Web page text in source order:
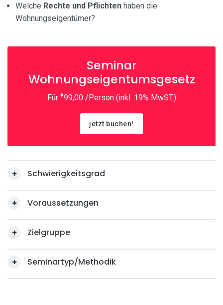
Welche Rechte und Pflichten haben die
Wohnungseigentümer?
Seminar
Wohnungseigentumsgesetz
Für €99,00 /Person (inkl. 19% MwST.)
jetzt buchen!
Schwierigkeitsgrad
Voraussetzungen
Zielgruppe
Seminartyp/Methodik